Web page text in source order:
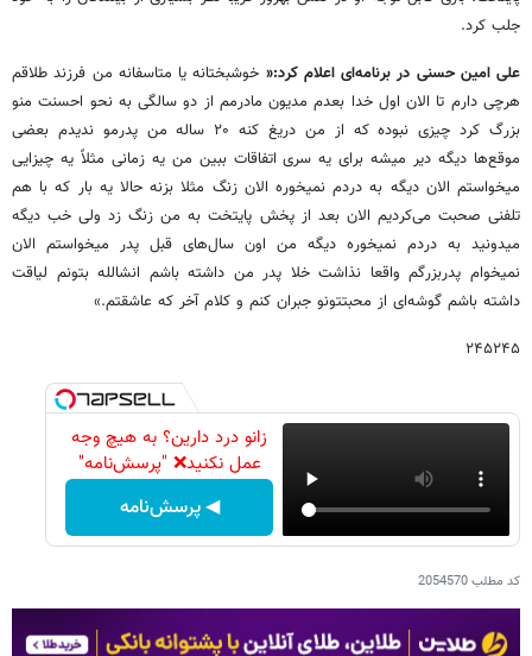
جلب کرد.
علی امین حسنی در برنامه‌ای اعلام کرد:« خوشبختانه یا متاسفانه من فرزند طلاقم
هرچی دارم تا الان اول خدا بعدم مدیون مادرمم از دو سالگی به نحو احسنت منو
بزرگ کرد چیزی نبوده که از من دریغ کنه ۲۰ ساله من پدرمو ندیدم بعضی
موقع‌ها دیگه دیر میشه برای یه سری اتفاقات ببین من یه زمانی مثلاً یه چیزایی
میخواستم الان دیگه به دردم نمیخوره الان زنگ مثلا بزنه حالا یه بار که با هم
تلفنی صحبت می‌کردیم الان بعد از پخش پایتخت به من زنگ زد ولی خب دیگه
میدونید به دردم نمیخوره دیگه من اون سال‌های قبل پدر میخواستم الان
نمیخوام پدربزرگم واقعا نذاشت خلا پدر من داشته باشم انشالله بتونم لیاقت
داشته باشم گوشه‌ای از محبتتونو جبران کنم و کلام آخر که عاشقتم.»
۲۴۵۲۴۵
زانو درد دارین؟ به هیچ وجه
عمل نکنید❌ "پرسش‌نامه"
◀ پرسش‌نامه
کد مطلب2054570